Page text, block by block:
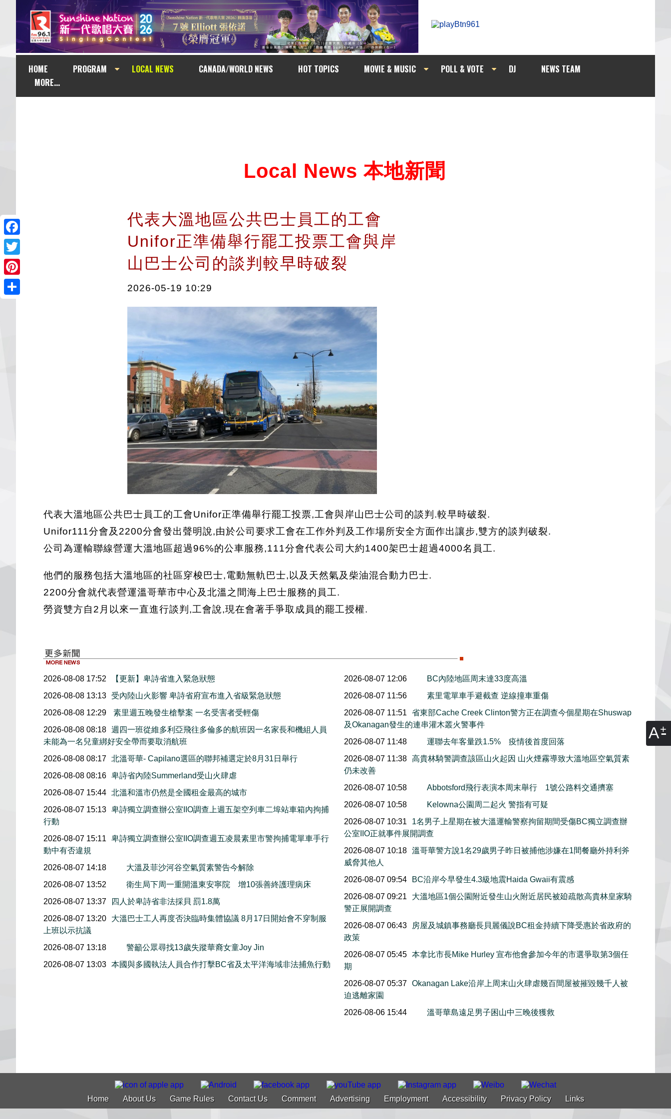
A
HOME PROGRAM LOCAL NEWS CANADA/WORLD NEWS HOT TOPICS MOVIE & MUSIC POLL & VOTE DJ
NEWS TEAM
MORE...
Facebook
Twitter
Pinterest
Local News 本地新聞
代表大溫地區公共巴士員工的工會
Unifor正準備舉行罷工投票工會與岸
山巴士公司的談判較早時破裂
2026-05-19 10:29
代表大溫地區公共巴士員工的工會Unifor正準備舉行罷工投票,工會與岸山巴士公司的談判.較早時破裂.
Unifor111分會及2200分會發出聲明說,由於公司要求工會在工作外判及工作場所安全方面作出讓步,雙方的談判破裂.
公司為運輸聯線營運大溫地區超過96%的公車服務,111分會代表公司大約1400架巴士超過4000名員工.
他們的服務包括大溫地區的社區穿梭巴士,電動無軌巴士,以及天然氣及柴油混合動力巴士.
2200分會就代表營運溫哥華市中心及北溫之間海上巴士服務的員工.
勞資雙方自2月以來一直進行談判,工會說,現在會著手爭取成員的罷工授權.
2026-08-08 17:52
【更新】卑詩省進入緊急狀態
2026-08-08 13:13
受內陸山火影響 卑詩省府宣布進入省級緊急狀態
2026-08-08 12:29
素里週五晚發生槍擊案 一名受害者受輕傷
2026-08-08 08:18 週四一班從維多利亞飛往多倫多的航班因一名家長和機組人員
未能為一名兒童綁好安全帶而要取消航班
2026-08-08 08:17 北溫哥華- Capilano選區的聯邦補選定於8月31日舉行
2026-08-08 08:16 卑詩省內陸Summerland受山火肆虐
2026-08-07 15:44 北溫和溫市仍然是全國租金最高的城市
2026-08-07 15:13 卑詩獨立調查辦公室IIO調查上週五架空列車二埠站車箱內拘捕
行動
2026-08-07 15:11
卑詩獨立調查辦公室IIO調查週五凌晨素里市警拘捕電單車手行
動中有否違規
2026-08-07 14:18
大溫及菲沙河谷空氣質素警告今解除
2026-08-07 13:52
衛生局下周一重開溫東安寧院 增10張善終護理病床
2026-08-07 13:37
四人於卑詩省非法採貝 罰1.8萬
2026-08-07 13:20
大溫巴士工人再度否決臨時集體協議 8月17日開始會不穿制服
上班以示抗議
2026-08-07 13:18
警籲公眾尋找13歲失蹤華裔女童Joy Jin
2026-08-07 13:03 本國與多國執法人員合作打擊BC省及太平洋海域非法捕魚行動
2026-08-07 12:06
BC內陸地區周末達33度高溫
2026-08-07 11:56
素里電單車手避截查 逆線撞車重傷
2026-08-07 11:51
省東部Cache Creek Clinton警方正在調查今個星期在Shuswap
及Okanagan發生的連串灌木叢火警事件
2026-08-07 11:48
運聯去年客量跌1.5% 疫情後首度回落
2026-08-07 11:38
高貴林騎警調查該區山火起因 山火煙霧導致大溫地區空氣質素
仍未改善
2026-08-07 10:58
Abbotsford飛行表演本周末舉行 1號公路料交通擠塞
2026-08-07 10:58
Kelowna公園周二起火 警指有可疑
2026-08-07 10:31
1名男子上星期在被大溫運輸警察拘留期間受傷BC獨立調查辦
公室IIO正就事件展開調查
2026-08-07 10:18
溫哥華警方說1名29歲男子昨日被捕他涉嫌在1間餐廳外持利斧
威脅其他人
2026-08-07 09:54
BC沿岸今早發生4.3級地震Haida Gwaii有震感
2026-08-07 09:21
大溫地區1個公園附近發生山火附近居民被廹疏散高貴林皇家騎
警正展開調查
2026-08-07 06:43
房屋及城鎮事務廳長貝麗儀說BC租金持續下降受惠於省政府的
政策
2026-08-07 05:45
本拿比市長Mike Hurley 宣布他會參加今年的市選爭取第3個任
期
2026-08-07 05:37
Okanagan Lake沿岸上周末山火肆虐幾百間屋被摧毀幾千人被
迫逃離家園
2026-08-06 15:44
溫哥華島遠足男子困山中三晚後獲救
Home About Us Game Rules Contact Us Comment Advertising Employment Accessibility Privacy Policy Links